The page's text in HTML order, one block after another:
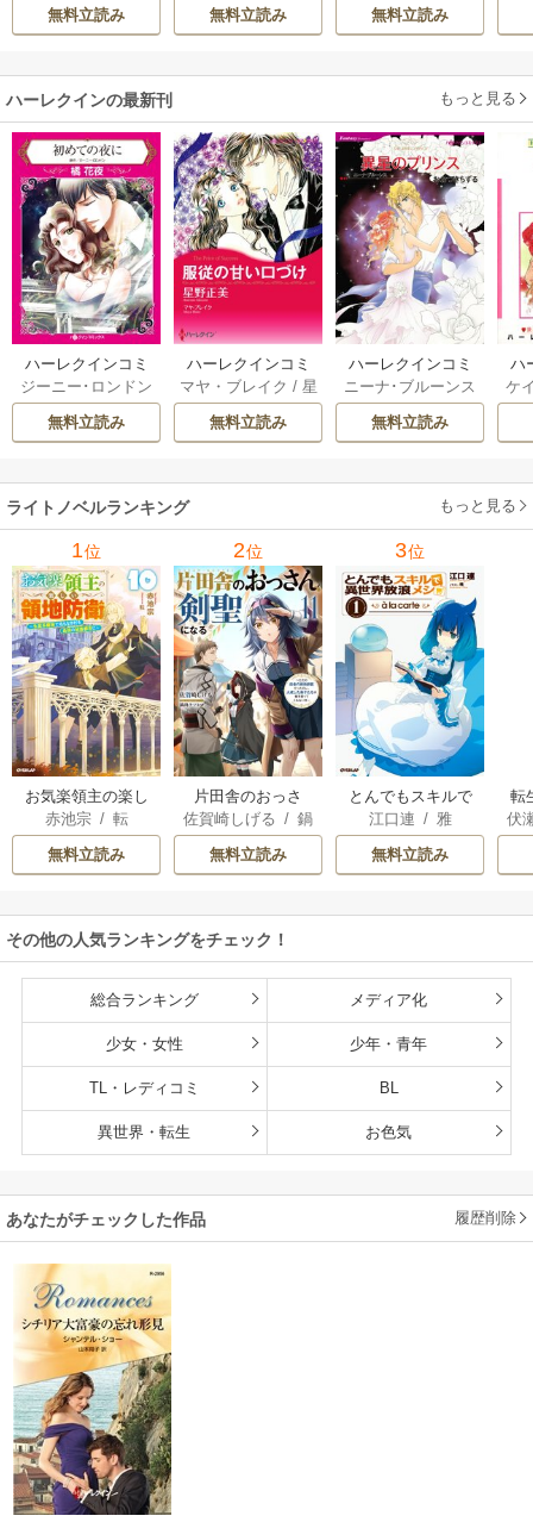
間にか花嫁として
溺愛されています
無料立読み 無料立読み 無料立読み
ハーレクインの最新刊 もっと見る
ハーレクインコミ
ックス セット 202
6年 vol.1064 1巻
ジーニー･ロンドン
橘花夜 / メアリ
ー･ライアンズ
ーガン/星合操/ア
ン･ウィール/ 津寺
里可子
無料立読み
ハーレクインコミ
ックス セット 202
6年 vol.1002 1巻
マヤ・ブレイク / 星
野正美/
ヘレン･ブ
ルックス/のわきね
ウェイ/一重夕子
無料立読み
ハーレクインコミ
ックス セット 202
6年 vol.1063 1巻
ニーナ･ブルーンス
おおつきちずる
レベッカ･ヨーク
ーディ/海野みつる
サラ･ウッド/流
水凛子
無料立読み
ハ
ッ
ケ
ザ
ライトノベルランキング もっと見る
1位
お気楽領主の楽し
い領地防衛
赤池宗/ 転
無料立読み
2位
片田舎のおっさ
ん、剣聖になる
～ただの田舎の剣
術師範だったの
たちが俺を放って
くれない件～
佐賀崎しげる /鍋
島テツヒロ
無料立読み
3位
とんでもスキルで
異世界放浪メシ
江口連 / 雅
無料立読み
転
伏
その他の人気ランキングをチェック！
総合ランキング メディア化
少女・女性 少年・青年
TL・レディコミ BL
異世界・転生 お色気
あなたがチェックした作品 履歴削除